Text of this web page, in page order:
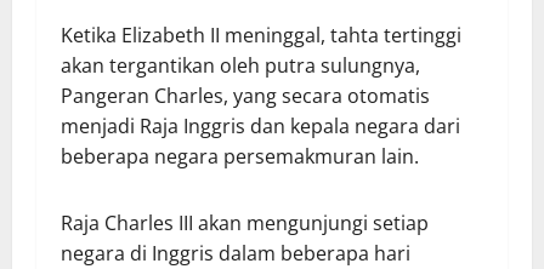
Ketika Elizabeth II meninggal, tahta tertinggi
akan tergantikan oleh putra sulungnya,
Pangeran Charles, yang secara otomatis
menjadi Raja Inggris dan kepala negara dari
beberapa negara persemakmuran lain.
Raja Charles III akan mengunjungi setiap
negara di Inggris dalam beberapa hari